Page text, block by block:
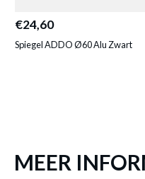
€24,60
Spiegel ADDO Ø60 Alu Zwart
MEER
Productnummer: